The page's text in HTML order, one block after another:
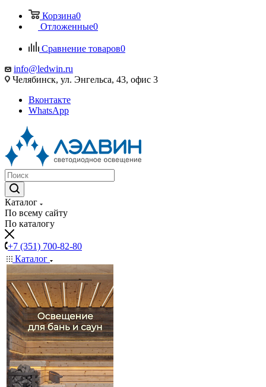
Корзина0
Отложенные0
Сравнение товаров0
info@ledwin.ru
Челябинск, ул. Энгельса, 43, офис 3
Вконтакте
WhatsApp
Каталог
По всему сайту
По каталогу
+7 (351) 700-82-80
Каталог